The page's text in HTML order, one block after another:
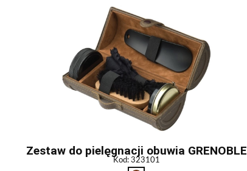
Zestaw do pielęgnacji obuwia GRENOBLE
Kod: 323101